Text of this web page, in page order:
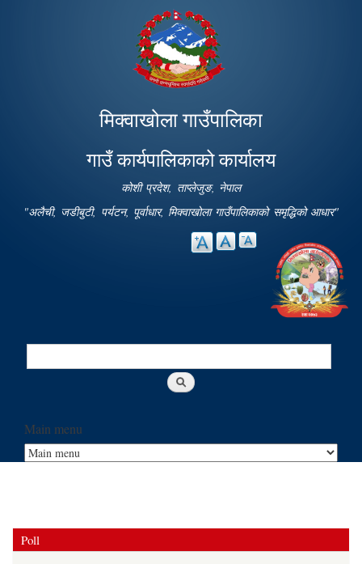
main
content
मिक्वाखोला गाउँपालिका
गाउँ कार्यपालिकाको कार्यालय
कोशी प्रदेश, ताप्लेजुङ, नेपाल
"अलैची, जडीबुटी, पर्यटन, पूर्वाधार, मिक्वाखोला गाउँपालिकाको समृद्धिको आधार"
Search
Main menu
Poll